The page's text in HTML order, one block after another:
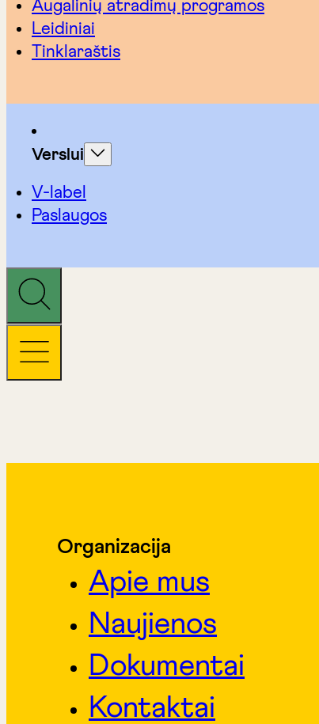
Augalinių atradimų programos
Leidiniai
Tinklaraštis
Verslui
V-label
Paslaugos
Organizacija
Apie mus
Naujienos
Dokumentai
Kontaktai